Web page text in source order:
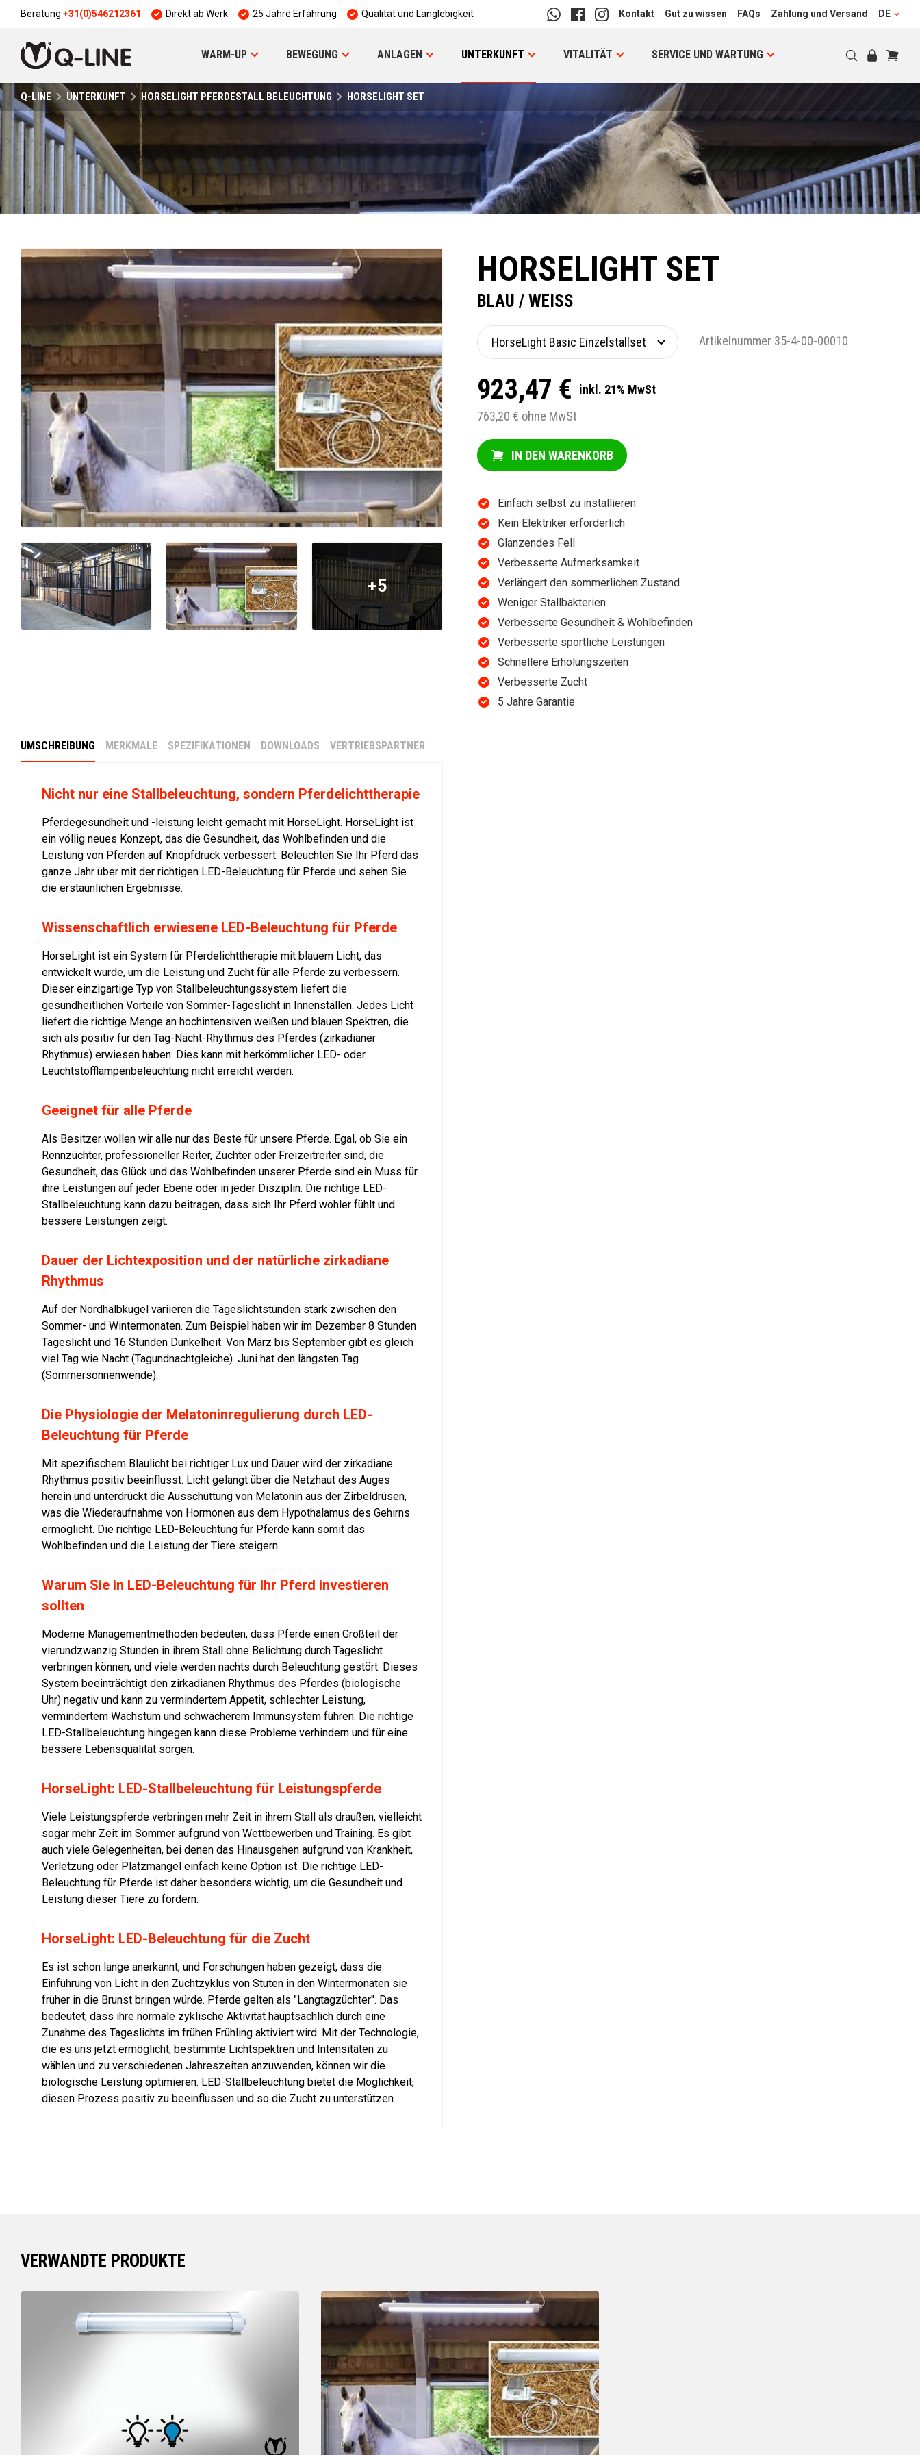
Beratung +31(0)546212361 Direkt ab Werk 25 Jahre Erfahrung Qualität und Langlebigkeit Kontakt Gut zu wissen FAQs Zahlung und Versand DE
WARM-UP BEWEGUNG ANLAGEN UNTERKUNFT VITALITÄT SERVICE UND WARTUNG
Q-LINE UNTERKUNFT HORSELIGHT PFERDESTALL BELEUCHTUNG HORSELIGHT SET
HORSELIGHT SET
BLAU / WEISS
Artikelnummer 35-4-00-00010
923,47 €
inkl. 21% MwSt
763,20 € ohne MwSt
IN DEN WARENKORB
Einfach selbst zu installieren
Kein Elektriker erforderlich
Glanzendes Fell
Verbesserte Aufmerksamkeit
Verlängert den sommerlichen Zustand
Weniger Stallbakterien
Verbesserte Gesundheit & Wohlbefinden
Verbesserte sportliche Leistungen
Schnellere Erholungszeiten
Verbesserte Zucht
5 Jahre Garantie
+5
UMSCHREIBUNG MERKMALE SPEZIFIKATIONEN DOWNLOADS VERTRIEBSPARTNER
Nicht nur eine Stallbeleuchtung, sondern Pferdelichttherapie
Pferdegesundheit und -leistung leicht gemacht mit HorseLight. HorseLight ist
ein völlig neues Konzept, das die Gesundheit, das Wohlbefinden und die
Leistung von Pferden auf Knopfdruck verbessert. Beleuchten Sie Ihr Pferd das
ganze Jahr über mit der richtigen LED-Beleuchtung für Pferde und sehen Sie
die erstaunlichen Ergebnisse.
Wissenschaftlich erwiesene LED-Beleuchtung für Pferde
HorseLight ist ein System für Pferdelichttherapie mit blauem Licht, das
entwickelt wurde, um die Leistung und Zucht für alle Pferde zu verbessern.
Dieser einzigartige Typ von Stallbeleuchtungssystem liefert die
gesundheitlichen Vorteile von Sommer-Tageslicht in Innenställen. Jedes Licht
liefert die richtige Menge an hochintensiven weißen und blauen Spektren, die
sich als positiv für den Tag-Nacht-Rhythmus des Pferdes (zirkadianer
Rhythmus) erwiesen haben. Dies kann mit herkömmlicher LED- oder
Leuchtstofflampenbeleuchtung nicht erreicht werden.
Geeignet für alle Pferde
Als Besitzer wollen wir alle nur das Beste für unsere Pferde. Egal, ob Sie ein
Rennzüchter, professioneller Reiter, Züchter oder Freizeitreiter sind, die
Gesundheit, das Glück und das Wohlbefinden unserer Pferde sind ein Muss für
ihre Leistungen auf jeder Ebene oder in jeder Disziplin. Die richtige LED-
Stallbeleuchtung kann dazu beitragen, dass sich Ihr Pferd wohler fühlt und
bessere Leistungen zeigt.
Dauer der Lichtexposition und der natürliche zirkadiane
Rhythmus
Auf der Nordhalbkugel variieren die Tageslichtstunden stark zwischen den
Sommer- und Wintermonaten. Zum Beispiel haben wir im Dezember 8 Stunden
Tageslicht und 16 Stunden Dunkelheit. Von März bis September gibt es gleich
viel Tag wie Nacht (Tagundnachtgleiche). Juni hat den längsten Tag
(Sommersonnenwende).
Die Physiologie der Melatoninregulierung durch LED-
Beleuchtung für Pferde
Mit spezifischem Blaulicht bei richtiger Lux und Dauer wird der zirkadiane
Rhythmus positiv beeinflusst. Licht gelangt über die Netzhaut des Auges
herein und unterdrückt die Ausschüttung von Melatonin aus der Zirbeldrüsen,
was die Wiederaufnahme von Hormonen aus dem Hypothalamus des Gehirns
ermöglicht. Die richtige LED-Beleuchtung für Pferde kann somit das
Wohlbefinden und die Leistung der Tiere steigern.
Warum Sie in LED-Beleuchtung für Ihr Pferd investieren
sollten
Moderne Managementmethoden bedeuten, dass Pferde einen Großteil der
vierundzwanzig Stunden in ihrem Stall ohne Belichtung durch Tageslicht
verbringen können, und viele werden nachts durch Beleuchtung gestört. Dieses
System beeinträchtigt den zirkadianen Rhythmus des Pferdes (biologische
Uhr) negativ und kann zu vermindertem Appetit, schlechter Leistung,
vermindertem Wachstum und schwächerem Immunsystem führen. Die richtige
LED-Stallbeleuchtung hingegen kann diese Probleme verhindern und für eine
bessere Lebensqualität sorgen.
HorseLight: LED-Stallbeleuchtung für Leistungspferde
Viele Leistungspferde verbringen mehr Zeit in ihrem Stall als draußen, vielleicht
sogar mehr Zeit im Sommer aufgrund von Wettbewerben und Training. Es gibt
auch viele Gelegenheiten, bei denen das Hinausgehen aufgrund von Krankheit,
Verletzung oder Platzmangel einfach keine Option ist. Die richtige LED-
Beleuchtung für Pferde ist daher besonders wichtig, um die Gesundheit und
Leistung dieser Tiere zu fördern.
HorseLight: LED-Beleuchtung für die Zucht
Es ist schon lange anerkannt, und Forschungen haben gezeigt, dass die
Einführung von Licht in den Zuchtzyklus von Stuten in den Wintermonaten sie
früher in die Brunst bringen würde. Pferde gelten als "Langtagzüchter". Das
bedeutet, dass ihre normale zyklische Aktivität hauptsächlich durch eine
Zunahme des Tageslichts im frühen Frühling aktiviert wird. Mit der Technologie,
die es uns jetzt ermöglicht, bestimmte Lichtspektren und Intensitäten zu
wählen und zu verschiedenen Jahreszeiten anzuwenden, können wir die
biologische Leistung optimieren. LED-Stallbeleuchtung bietet die Möglichkeit,
diesen Prozess positiv zu beeinflussen und so die Zucht zu unterstützen.
VERWANDTE PRODUKTE